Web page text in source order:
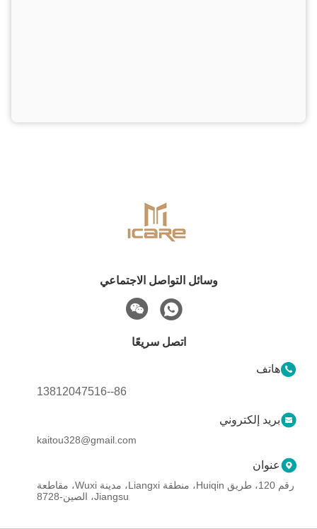
وسائل التواصل الاجتماعي
اتصل سريعًا
هاتف
86--13812047516
بريد إلكتروني
kaitou328@gmail.com
عنوان
رقم 120، طريق Huiqin، منطقة Liangxi، مدينة Wuxi، مقاطعة
Jiangsu، الصين-8728